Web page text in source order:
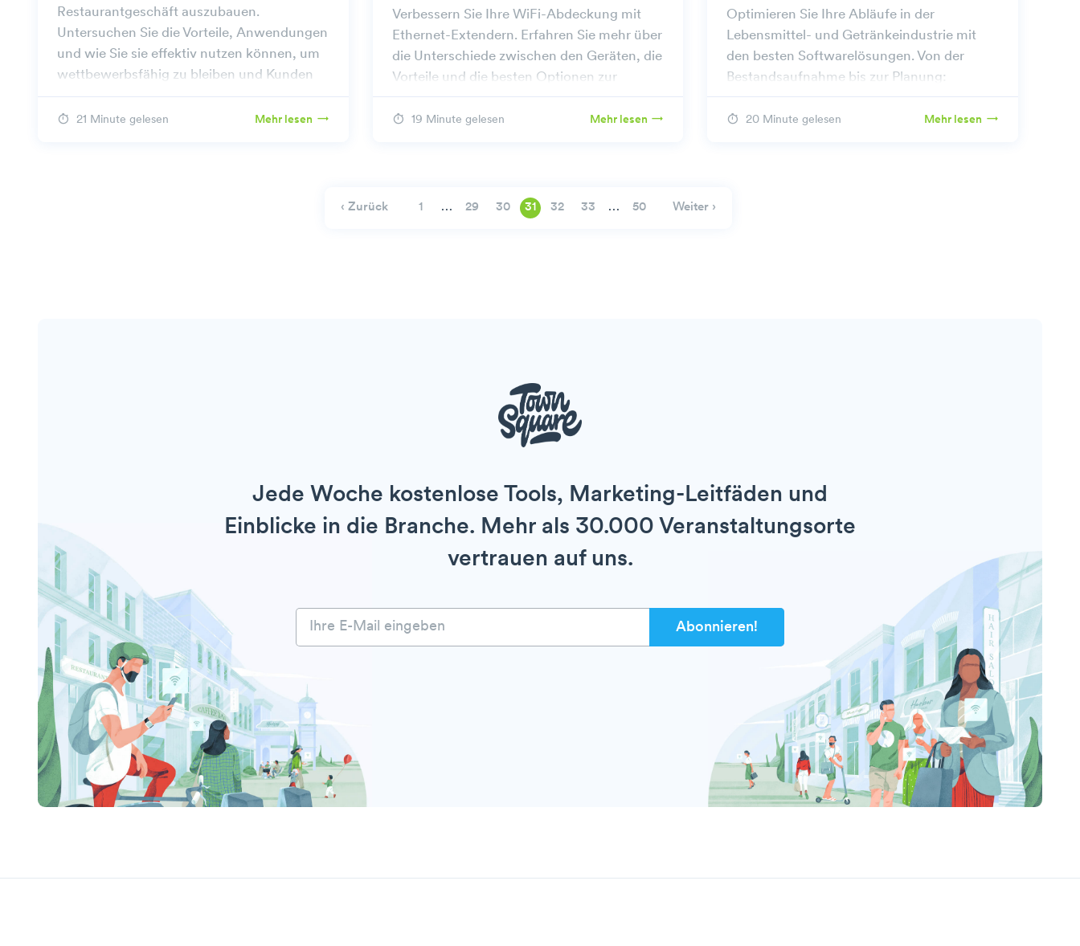
Restaurantgeschäft auszubauen.
Untersuchen Sie die Vorteile, Anwendungen
und wie Sie sie effektiv nutzen können, um
wettbewerbsfähig zu bleiben und Kunden
zu binden.
21 Minute gelesen Mehr lesen
Verbessern Sie Ihre WiFi-Abdeckung mit
Ethernet-Extendern. Erfahren Sie mehr über
die Unterschiede zwischen den Geräten, die
Vorteile und die besten Optionen zur
Beseitigung von Verzögerungen und zur
Verbesserung der Konnektivität.
19 Minute gelesen Mehr lesen
Optimieren Sie Ihre Abläufe in der
Lebensmittel- und Getränkeindustrie mit
den besten Softwarelösungen. Von der
Bestandsaufnahme bis zur Planung:
Entdecken Sie Tools, die die Effizienz
steigern und Kosten senken.
20 Minute gelesen Mehr lesen
‹ Zurück 1 … 29 30 31 32 33 … 50 Weiter ›
Jede Woche kostenlose Tools, Marketing-Leitfäden und
Einblicke in die Branche. Mehr als 30.000 Veranstaltungsorte
vertrauen auf uns.